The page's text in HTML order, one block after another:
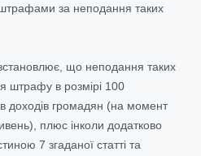
за неподання таких
що неподання таких
штрафу в розмірі 100
доходів громадян (на момент
плюс інколи додатково
7 згаданої статті та